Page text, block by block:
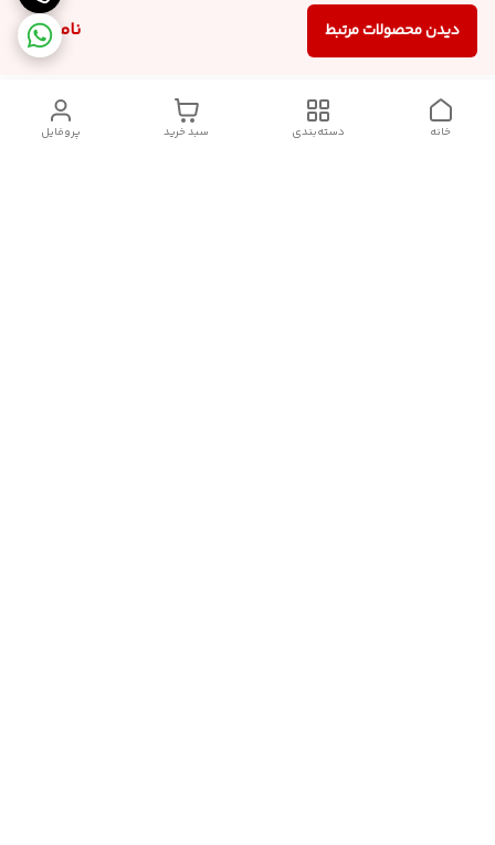
ناموجود دیدن محصولات مرتبط
پروفایل سبد خرید دسته‌بندی خانه